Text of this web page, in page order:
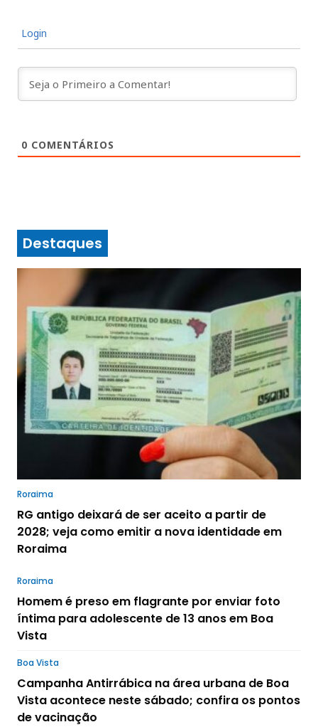
Login
0 COMENTÁRIOS
Destaques
Roraima
RG antigo deixará de ser aceito a partir de
2028; veja como emitir a nova identidade em
Roraima
Roraima
Homem é preso em flagrante por enviar foto
íntima para adolescente de 13 anos em Boa
Vista
Boa Vista
Campanha Antirrábica na área urbana de Boa
Vista acontece neste sábado; confira os pontos
de vacinação